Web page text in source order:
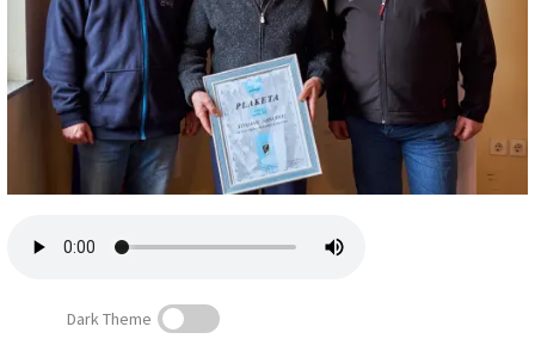
Uredništvo
Oglasi
Založnik
Dark Theme